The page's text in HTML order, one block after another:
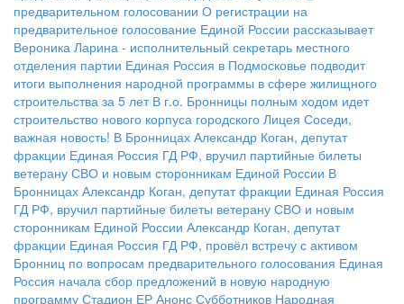
предварительном голосовании О регистрации на
предварительное голосование Единой России рассказывает
Вероника Ларина - исполнительный секретарь местного
отделения партии Единая Россия в Подмосковье подводит
итоги выполнения народной программы в сфере жилищного
строительства за 5 лет В г.о. Бронницы полным ходом идет
строительство нового корпуса городского Лицея Соседи,
важная новость! В Бронницах Александр Коган, депутат
фракции Единая Россия ГД РФ, вручил партийные билеты
ветерану СВО и новым сторонникам Единой России В
Бронницах Александр Коган, депутат фракции Единая Россия
ГД РФ, вручил партийные билеты ветерану СВО и новым
сторонникам Единой России Александр Коган, депутат
фракции Единая Россия ГД РФ, провёл встречу с активом
Бронниц по вопросам предварительного голосования Единая
Россия начала сбор предложений в новую народную
программу Стадион ЕР Анонс Субботников Народная